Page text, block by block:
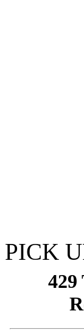
PICK